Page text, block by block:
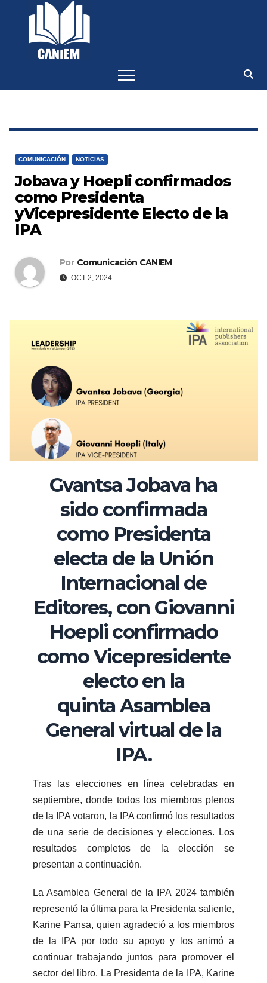
COMUNICACIÓN NOTICIAS
Jobava y Hoepli confirmados
como Presidenta
yVicepresidente Electo de la
IPA
Por Comunicación CANIEM
OCT 2, 2024
Gvantsa Jobava ha
sido confirmada
como Presidenta
electa de la Unión
Internacional de
Editores, con Giovanni
Hoepli confirmado
como Vicepresidente
electo en la
quinta Asamblea
General virtual de la
IPA.
Tras las elecciones en línea celebradas en
septiembre, donde todos los miembros plenos
de la IPA votaron, la IPA confirmó los resultados
de una serie de decisiones y elecciones. Los
resultados completos de la elección se
presentan a continuación.
La Asamblea General de la IPA 2024 también
representó la última para la Presidenta saliente,
Karine Pansa, quien agradeció a los miembros
de la IPA por todo su apoyo y los animó a
continuar trabajando juntos para promover el
sector del libro. La Presidenta de la IPA, Karine